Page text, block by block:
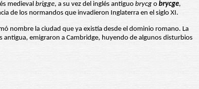
medieval brigge, a su vez del inglés antiguo brycg o brycge,
de los normandos que invadieron Inglaterra en el siglo XI.
nombre la ciudad que ya existía desde el dominio romano. La
antigua, emigraron a Cambridge, huyendo de algunos disturbios